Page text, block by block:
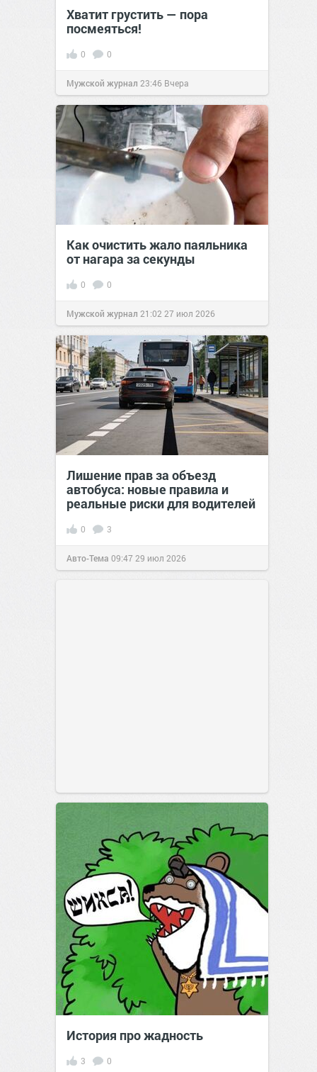
Хватит грустить — пора
посмеяться!
0 0
Мужской журнал 23:46 Вчера
Как очистить жало паяльника
от нагара за секунды
0 0
Мужской журнал 21:02 27 июл 2026
Лишение прав за объезд
автобуса: новые правила и
реальные риски для водителей
0 3
Авто-Тема 09:47 29 июл 2026
История про жадность
3 0